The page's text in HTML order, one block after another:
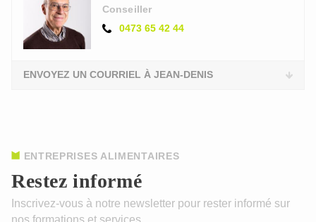
Conseiller
0473 65 42 44
ENVOYEZ UN COURRIEL À JEAN-DENIS
Restez informé
ENTREPRISES ALIMENTAIRES
Inscrivez-vous à notre newsletter pour rester informé sur
nos formations et services.